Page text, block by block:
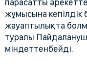
парасатты
жұмысына кепілдік
жауаптылықта
туралы
міндеттенбейді.